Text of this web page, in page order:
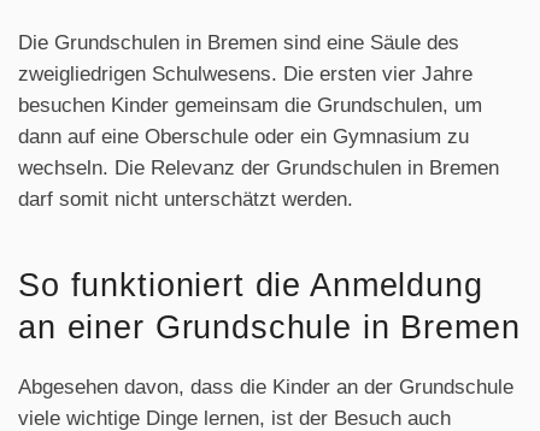
Die Grundschulen in Bremen sind eine Säule des
zweigliedrigen Schulwesens. Die ersten vier Jahre
besuchen Kinder gemeinsam die Grundschulen, um
dann auf eine Oberschule oder ein Gymnasium zu
wechseln. Die Relevanz der Grundschulen in Bremen
darf somit nicht unterschätzt werden.
So funktioniert die Anmeldung
an einer Grundschule in Bremen
Abgesehen davon, dass die Kinder an der Grundschule
viele wichtige Dinge lernen, ist der Besuch auch